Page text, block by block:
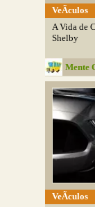
VeÃ­culos
A Vida de
Shelby
Mente
VeÃ­culos